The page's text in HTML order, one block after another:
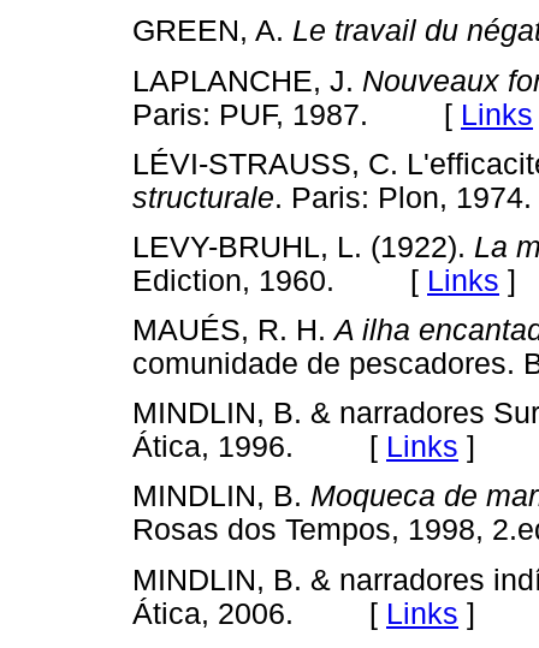
GREEN, A. Le travail du
LAPLANCHE, J. Nouveaux
Paris: PUF, 1987. [ Links
LÉVI-STRAUSS, C.
structurale. Paris: Plon,
LEVY-BRUHL, L. (1922). La
Ediction, 1960. [ Links ]
MAUÉS, R. H.A ilha
comunidade de
MINDLIN, B. & narradores
Ática, 1996. [ Links ]
MINDLIN, B. Moqueca de
Rosas dos Tempos,
MINDLIN, B. & narradores
Ática, 2006. [ Links ]